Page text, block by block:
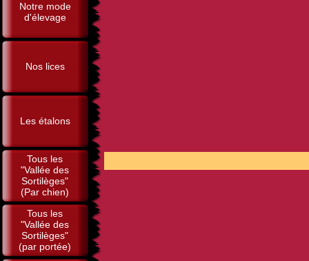
Notre mode
d'élevage
Nos lices
Les étalons
Tous les
"Vallée des
Sortilèges"
(Par chien)
Tous les
"Vallée des
Sortilèges"
(par portée)